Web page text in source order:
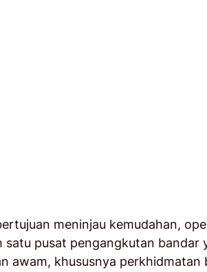
meninjau kemudahan,
satu pusat pengangkutan
awam, khususnya